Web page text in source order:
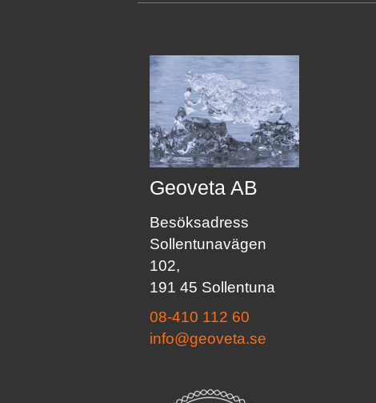
Geoveta AB
Besöksadress
Sollentunavägen
102,
191 45 Sollentuna
08-410 112 60
info@geoveta.se